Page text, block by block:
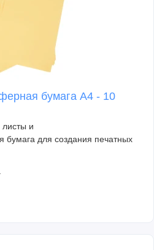
бумага А4 - 10
и
для создания печатных